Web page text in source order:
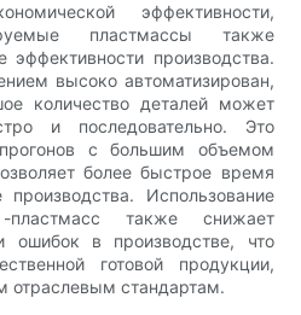
эффективности,
пластмассы также
эффективности производства.
высоко автоматизирован,
количество деталей может
и последовательно. Это
с большим объемом
более быстрое время
Использование
также снижает
ошибок в производстве, что
готовой продукции,
отраслевым стандартам.